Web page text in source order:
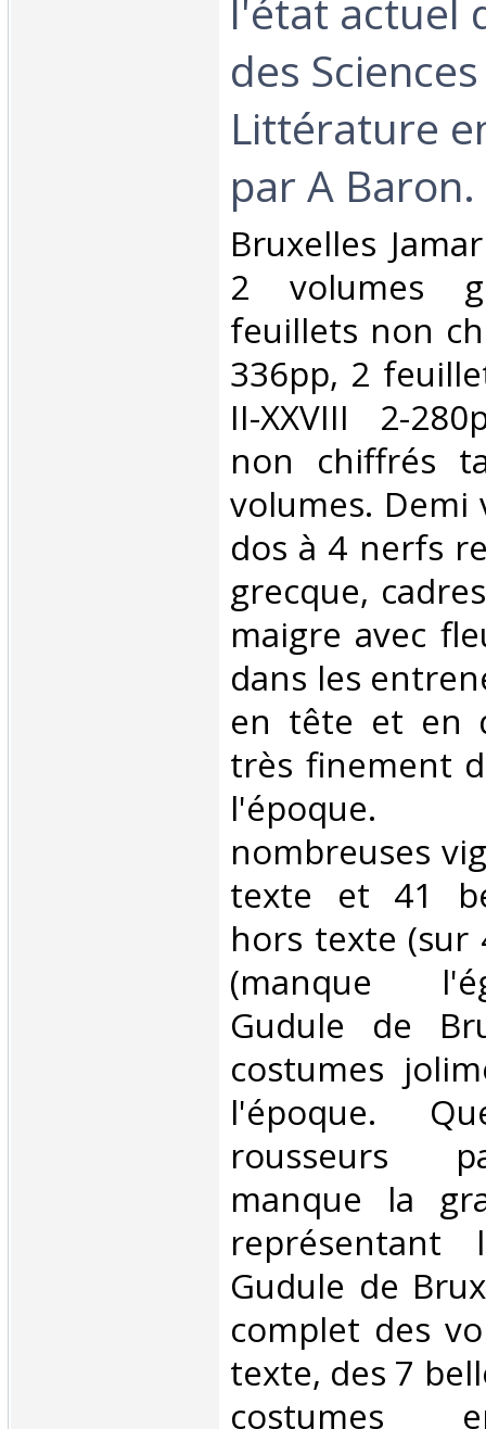
l'état actuel
des
Littérature
par A Baron.‎
‎Bruxelles
2 volumes
feuillets non
336pp, 2
II-XXVIII 2-
non chiffrés
volumes. Demi
dos à 4 nerfs
grecque,
maigre avec
dans les
en tête et en
très finement
nombreuses
texte et 41
hors texte (sur
(manque
Gudule de
costumes
l'époque.
rousseurs
manque la
représentant
Gudule de
complet des
texte, des 7
costumes